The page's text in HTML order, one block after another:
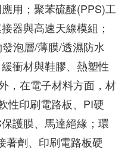
用；聚苯硫醚(PPS)工
器與高速天線模組；
泡層/薄膜/透濕防水
衝材與鞋膠、熱塑性
，在電子材料方面，材
性印刷電路板、PI硬
護膜、馬達絕緣；環
著劑、印刷電路板硬